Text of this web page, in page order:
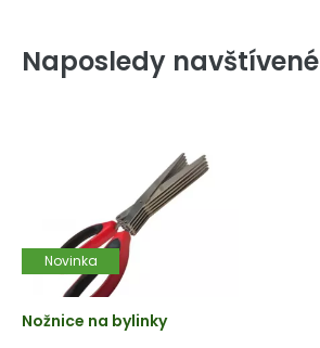
Naposledy navštívené
Novinka
Nožnice na bylinky